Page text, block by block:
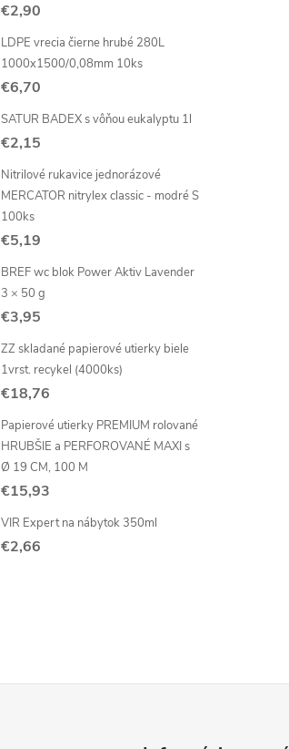
€2,90
LDPE vrecia čierne hrubé 280L
1000x1500/0,08mm 10ks
€6,70
SATUR BADEX s vôňou eukalyptu 1l
€2,15
Nitrilové rukavice jednorázové
MERCATOR nitrylex classic - modré S
100ks
€5,19
BREF wc blok Power Aktiv Lavender
3 × 50 g
€3,95
ZZ skladané papierové utierky biele
1vrst. recykel (4000ks)
€18,76
Papierové utierky PREMIUM rolované
HRUBŠIE a PERFOROVANÉ MAXI s
Ø 19 CM, 100 M
€15,93
VIR Expert na nábytok 350ml
€2,66